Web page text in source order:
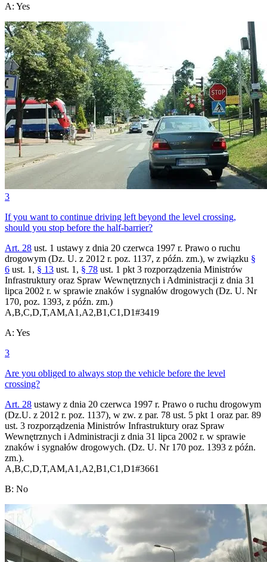
A: Yes
3
If you want to continue driving left beyond the level crossing,
should you stop before the half-barrier?
Art. 28 ust. 1 ustawy z dnia 20 czerwca 1997 r. Prawo o ruchu
drogowym (Dz. U. z 2012 r. poz. 1137, z późn. zm.), w związku §
6 ust. 1, § 13 ust. 1, § 78 ust. 1 pkt 3 rozporządzenia Ministrów
Infrastruktury oraz Spraw Wewnętrznych i Administracji z dnia 31
lipca 2002 r. w sprawie znaków i sygnałów drogowych (Dz. U. Nr
170, poz. 1393, z późn. zm.)
A,B,C,D,T,AM,A1,A2,B1,C1,D1#3419
A: Yes
3
Are you obliged to always stop the vehicle before the level
crossing?
Art. 28 ustawy z dnia 20 czerwca 1997 r. Prawo o ruchu drogowym
(Dz.U. z 2012 r. poz. 1137), w zw. z par. 78 ust. 5 pkt 1 oraz par. 89
ust. 3 rozporządzenia Ministrów Infrastruktury oraz Spraw
Wewnętrznych i Administracji z dnia 31 lipca 2002 r. w sprawie
znaków i sygnałów drogowych. (Dz. U. Nr 170 poz. 1393 z późn.
zm.).
A,B,C,D,T,AM,A1,A2,B1,C1,D1#3661
B: No